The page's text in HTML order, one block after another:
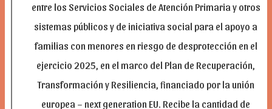
entre los Servicios Sociales de Atención Primaria y otros
sistemas públicos y de iniciativa social para el apoyo a
familias con menores en riesgo de desprotección en el
ejercicio 2025, en el marco del Plan de Recuperación,
Transformación y Resiliencia, financiado por la unión
europea – next generation EU. Recibe la cantidad de